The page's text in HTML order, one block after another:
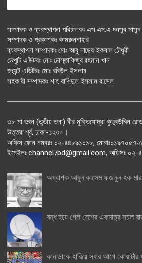
সম্পাদক ও ব্যবস্থাপনা পরিচালকঃ এস.এম.এ মনসুর মাসুদ
সম্পাদক ও প্রকাশকঃ কামরুননাহার
ব্যবস্থাপনা সম্পাদকঃ মোঃ আবু নাছের ইকবাল চৌধুরী
ডেপুটি এডিটরঃ মোঃ মোস্তাফিজুর রহমান খান
জয়েন্ট এডিটরঃ মোঃ রবিউল ইসলাম
সহকারী সম্পাদকঃ শাহ রাশিদুল ইসলাম রাসেল
৩৮ মা ভবন (তৃতীয় তলা) বীর মুক্তিযোদ্ধা কুতুবউদ্দিন
উত্তরা পূর্ব, ঢাকা-১২৩০।
অফিস ফোন নম্বরঃ ০২-৪৪৮৯১০১৮,
ইমেইলঃ channel7bd@gmail.com, অফিসঃ ০২-
অধ্যাপক আবুল কাসেম ফজলুল হক
বন্ধ হয়ে গেল দেশের একমাত্র সচল
কানাডাকে হারিয়ে সবার আগে